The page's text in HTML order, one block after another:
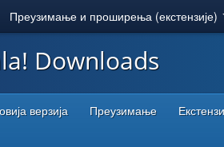
Преузимање и проширења (екстензије)
Downloads
верзија Преузимање